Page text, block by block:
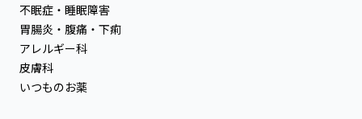
不眠症・睡眠障害
胃腸炎・腹痛・下痢
アレルギー科
皮膚科
いつものお薬